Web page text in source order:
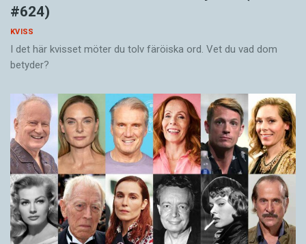
#624)
KVISS
I det här kvisset möter du tolv färöiska ord. Vet du vad dom
betyder?